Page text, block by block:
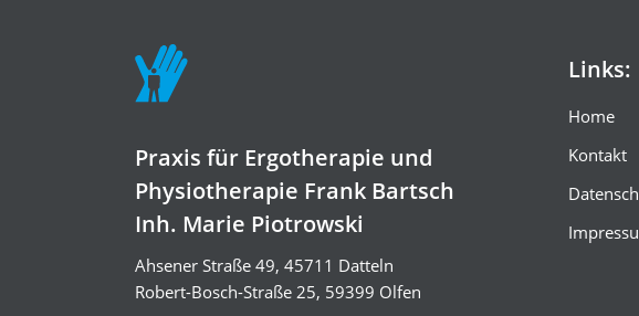
Praxis für Ergotherapie und
Physiotherapie Frank Bartsch
Inh. Marie Piotrowski
Ahsener Straße 49, 45711 Datteln
Robert-Bosch-Straße 25, 59399 Olfen
Links:
Home
Kontakt